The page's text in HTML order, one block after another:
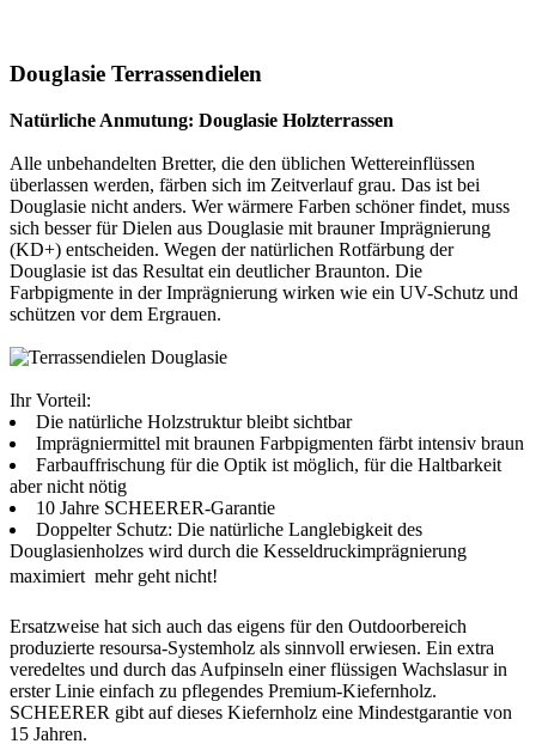
Douglasie Terrassendielen
Natürliche Anmutung: Douglasie Holzterrassen
Alle unbehandelten Bretter, die den üblichen Wettereinflüssen
überlassen werden, färben sich im Zeitverlauf grau. Das ist bei
Douglasie nicht anders. Wer wärmere Farben schöner findet, muss
sich besser für Dielen aus Douglasie mit brauner Imprägnierung
(KD+) entscheiden. Wegen der natürlichen Rotfärbung der
Douglasie ist das Resultat ein deutlicher Braunton. Die
Farbpigmente in der Imprägnierung wirken wie ein UV-Schutz und
schützen vor dem Ergrauen.
Ihr Vorteil:
Die natürliche Holzstruktur bleibt sichtbar
Imprägniermittel mit braunen Farbpigmenten färbt intensiv braun
Farbauffrischung für die Optik ist möglich, für die Haltbarkeit
aber nicht nötig
10 Jahre SCHEERER-Garantie
Doppelter Schutz: Die natürliche Langlebigkeit des
Douglasienholzes wird durch die Kesseldruckimprägnierung
maximiert  mehr geht nicht!
Ersatzweise hat sich auch das eigens für den Outdoorbereich
produzierte resoursa-Systemholz als sinnvoll erwiesen. Ein extra
veredeltes und durch das Aufpinseln einer flüssigen Wachslasur in
erster Linie einfach zu pflegendes Premium-Kiefernholz.
SCHEERER gibt auf dieses Kiefernholz eine Mindestgarantie von
15 Jahren.